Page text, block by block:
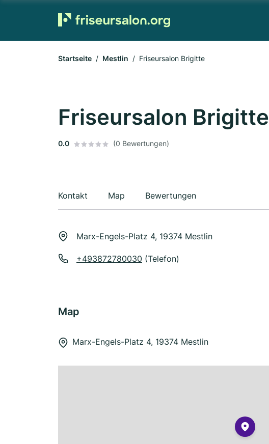
Startseite Mestlin Friseursalon Brigitte
Friseursalon Brigitte
0.0 (0 Bewertungen)
Kontakt Map Bewertungen
Marx-Engels-Platz 4, 19374 Mestlin
+493872780030 (Telefon)
Map
Marx-Engels-Platz 4, 19374 Mestlin